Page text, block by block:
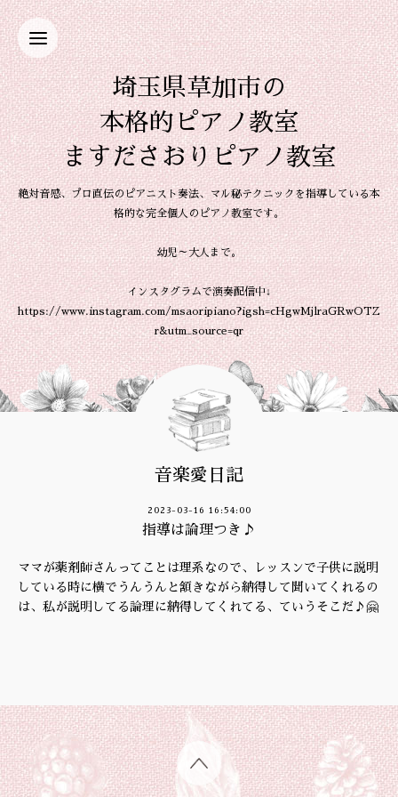
埼玉県草加市の
本格的ピアノ教室
ますださおりピアノ教室
絶対音感、プロ直伝のピアニスト奏法、マル秘テクニックを指導している本
格的な完全個人のピアノ教室です。
幼児～大人まで。
インスタグラムで演奏配信中↓
https://www.instagram.com/msaoripiano?igsh=cHgwMjlraGRwOTZ
r&utm_source=qr
音楽愛日記
2023-03-16 16:54:00
指導は論理つき♪
ママが薬剤師さんってことは理系なので、レッスンで子供に説明
している時に横でうんうんと頷きながら納得して聞いてくれるの
は、私が説明してる論理に納得してくれてる、ていうそこだ♪🤗